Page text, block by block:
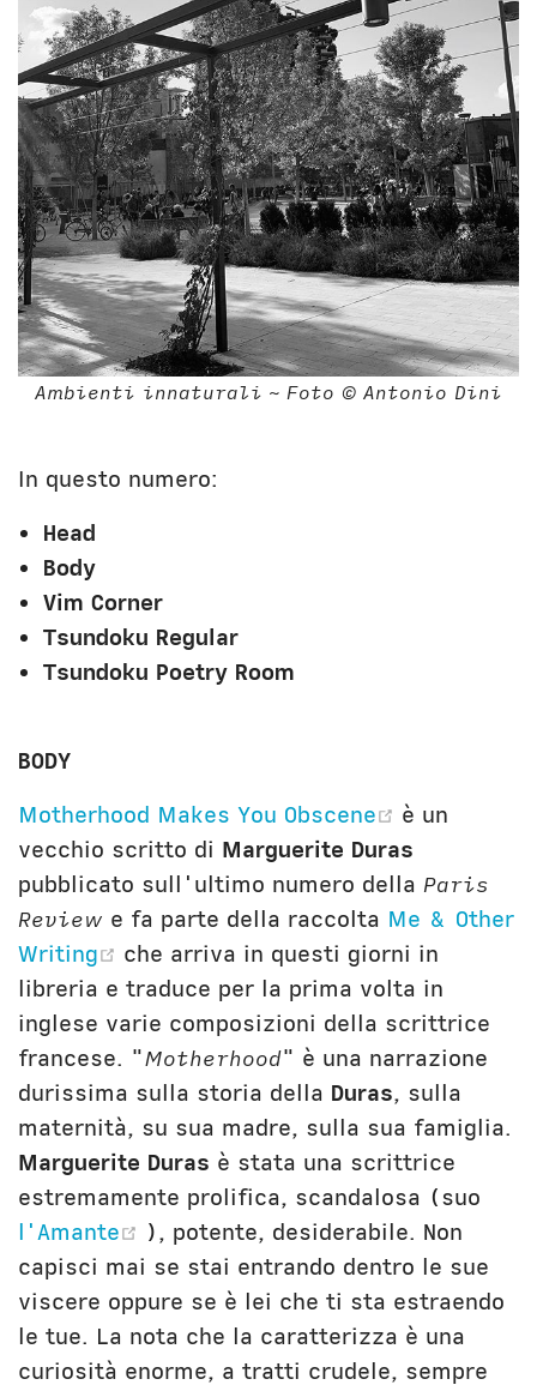
Ambienti innaturali ~ Foto © Antonio Dini
In questo numero:
Head
Body
Vim Corner
Tsundoku Regular
Tsundoku Poetry Room
BODY
Motherhood Makes You Obscene
(opens
è un
vecchio scritto di Marguerite Duras
pubblicato sull'ultimo numero della Paris
Review e fa parte della raccolta Me & Other
Writing
(opens new window)
che arriva in questi giorni in
libreria e traduce per la prima volta in
inglese varie composizioni della scrittrice
francese. "Motherhood" è una narrazione
durissima sulla storia della Duras, sulla
maternità, su sua madre, sulla sua famiglia.
Marguerite Duras è stata una scrittrice
estremamente prolifica, scandalosa (suo
l'Amante
(opens new window)
), potente, desiderabile. Non
capisci mai se stai entrando dentro le sue
viscere oppure se è lei che ti sta estraendo
le tue. La nota che la caratterizza è una
curiosità enorme, a tratti crudele, sempre